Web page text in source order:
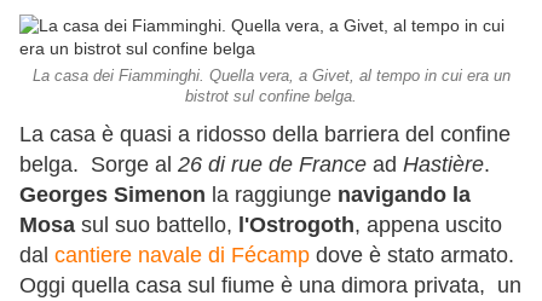
La casa dei Fiamminghi. Quella vera, a Givet, al tempo in cui era un
bistrot sul confine belga.
La casa è quasi a ridosso della barriera del confine
belga. Sorge al 26 di rue de France ad Hastière.
Georges Simenon la raggiunge navigando la
Mosa sul suo battello, l'Ostrogoth, appena uscito
dal cantiere navale di Fécamp dove è stato armato.
Oggi quella casa sul fiume è una dimora privata, un